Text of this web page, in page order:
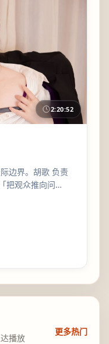
2:20:52
边界。胡歌 负责
把观众推向问
播放
更多热门